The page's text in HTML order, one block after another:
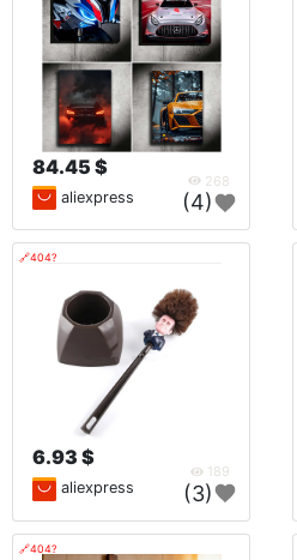
84.45 $
268
aliexpress (4)
🔗404?
6.93 $
189
aliexpress (3)
🔗404?